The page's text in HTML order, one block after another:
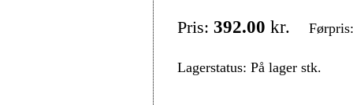
Pris: 392.00 kr.
Lagerstatus: På lager stk.